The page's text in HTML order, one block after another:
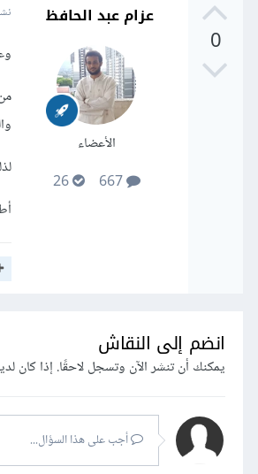
0
عزام عبد الحافظ
الأعضاء
667
26
انضم إلى النقاش
يمكنك أن تنشر الآن وتسجل لاحقًا. إذا كان
أجب على هذا السؤال...